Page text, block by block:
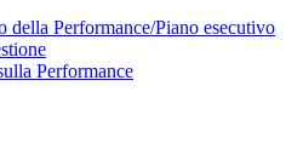
della Performance/Piano esecutivo
Performance